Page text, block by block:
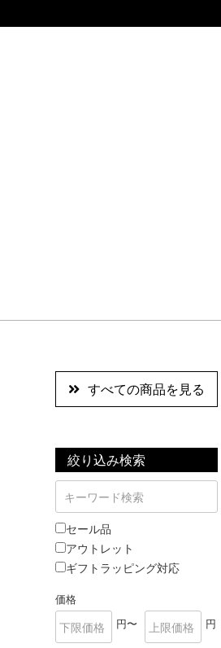
すべての商品を見る
絞り込み検索
セール品
アウトレット
ギフトラッピング対応
価格
円〜
円